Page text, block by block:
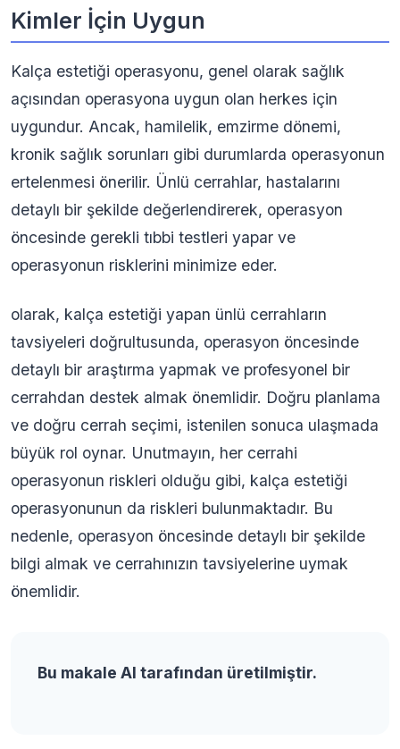
Kimler İçin Uygun
Kalça estetiği operasyonu, genel olarak sağlık
açısından operasyona uygun olan herkes için
uygundur. Ancak, hamilelik, emzirme dönemi,
kronik sağlık sorunları gibi durumlarda operasyonun
ertelenmesi önerilir. Ünlü cerrahlar, hastalarını
detaylı bir şekilde değerlendirerek, operasyon
öncesinde gerekli tıbbi testleri yapar ve
operasyonun risklerini minimize eder.
olarak, kalça estetiği yapan ünlü cerrahların
tavsiyeleri doğrultusunda, operasyon öncesinde
detaylı bir araştırma yapmak ve profesyonel bir
cerrahdan destek almak önemlidir. Doğru planlama
ve doğru cerrah seçimi, istenilen sonuca ulaşmada
büyük rol oynar. Unutmayın, her cerrahi
operasyonun riskleri olduğu gibi, kalça estetiği
operasyonunun da riskleri bulunmaktadır. Bu
nedenle, operasyon öncesinde detaylı bir şekilde
bilgi almak ve cerrahınızın tavsiyelerine uymak
önemlidir.
Bu makale AI tarafından üretilmiştir.